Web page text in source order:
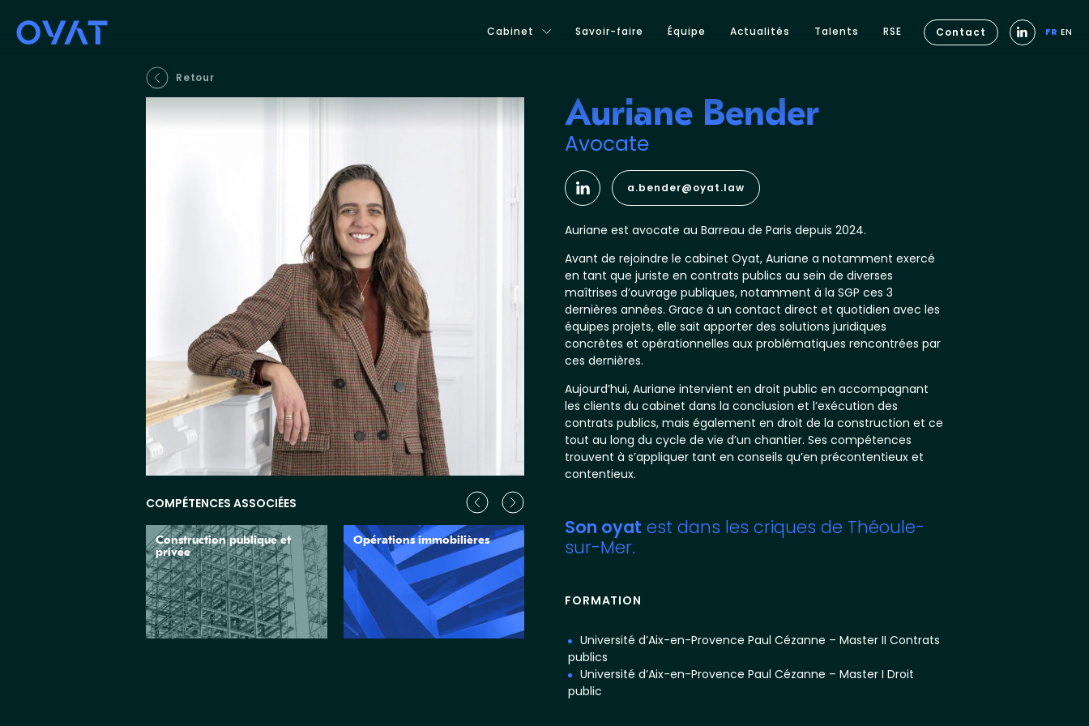
Cabinet Savoir-faire Équipe Actualités Talents RSE Contact FR EN
À propos
International
Formations
Savoir-faire
Équipe
Actualités
Talents
Retour
COMPÉTENCES ASSOCIÉES
Construction publique et
privée
Opérations immobilières
Contrats et commande
publique
Énergies
Auriane Bender
Avocate
a.bender@oyat.law
Auriane est avocate au Barreau de Paris depuis 2024.
Avant de rejoindre le cabinet Oyat, Auriane a notamment exercé
en tant que juriste en contrats publics au sein de diverses
maîtrises d’ouvrage publiques, notamment à la SGP ces 3
dernières années. Grace à un contact direct et quotidien avec les
équipes projets, elle sait apporter des solutions juridiques
concrètes et opérationnelles aux problématiques rencontrées par
ces dernières.
Aujourd’hui, Auriane intervient en droit public en accompagnant
les clients du cabinet dans la conclusion et l’exécution des
contrats publics, mais également en droit de la construction et ce
tout au long du cycle de vie d’un chantier. Ses compétences
trouvent à s’appliquer tant en conseils qu’en précontentieux et
contentieux.
Son oyat est dans les criques de Théoule-
sur-Mer.
FORMATION
Université d’Aix-en-Provence Paul Cézanne – Master II Contrats
publics
Université d’Aix-en-Provence Paul Cézanne – Master I Droit
public